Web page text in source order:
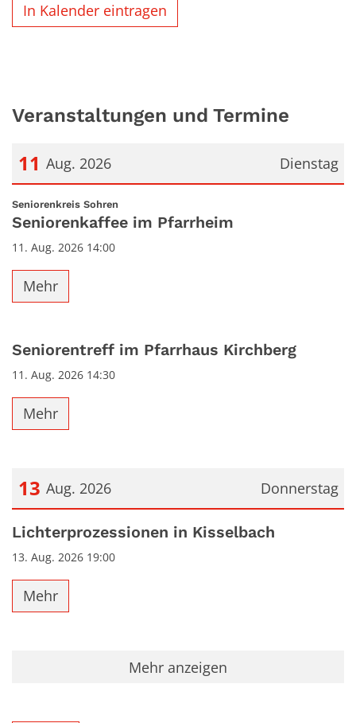
In Kalender eintragen
Veranstaltungen und Termine
Dienstag
11 Aug. 2026
Datum: 11. August 2026
Seniorenkreis Sohren
Seniorenkaffee im Pfarrheim
11. Aug. 2026 14:00
Mehr
Seniorentreff im Pfarrhaus Kirchberg
11. Aug. 2026 14:30
Mehr
Donnerstag
13 Aug. 2026
Datum: 13. August 2026
Lichterprozessionen in Kisselbach
13. Aug. 2026 19:00
Mehr
Mehr anzeigen